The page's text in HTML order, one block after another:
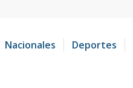
Nacionales Deportes